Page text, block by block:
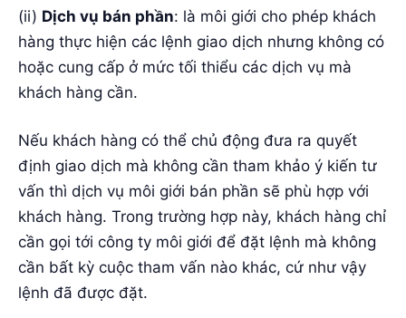
(ii) Dịch vụ bán phần: là môi giới cho phép khách
hàng thực hiện các lệnh giao dịch nhưng không có
hoặc cung cấp ở mức tối thiểu các dịch vụ mà
khách hàng cần.
Nếu khách hàng có thể chủ động đưa ra quyết
định giao dịch mà không cần tham khảo ý kiến tư
vấn thì dịch vụ môi giới bán phần sẽ phù hợp với
khách hàng. Trong trường hợp này, khách hàng chỉ
cần gọi tới công ty môi giới để đặt lệnh mà không
cần bất kỳ cuộc tham vấn nào khác, cứ như vậy
lệnh đã được đặt.